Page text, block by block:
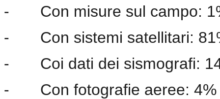
-
Con misure sul campo:
-
Con sistemi satellitari:
-
Coi dati dei sismografi:
-
Con fotografie aeree: 4%